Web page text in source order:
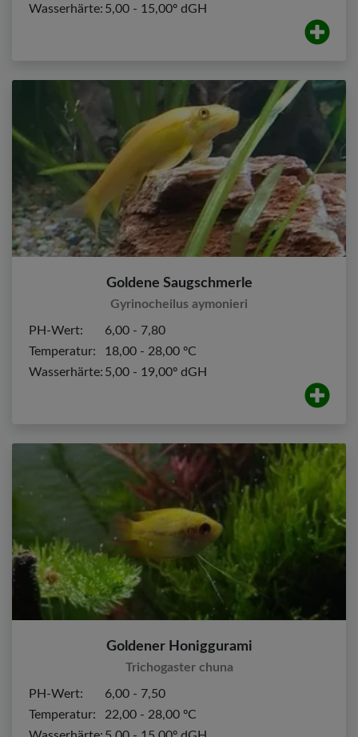
Wasserhärte: 5,00 - 15,00º dGH
Goldene Saugschmerle
Gyrinocheilus aymonieri
PH-Wert:
6,00 - 7,80
Temperatur:
18,00 - 28,00 ºC
Wasserhärte: 5,00 - 19,00º dGH
Goldener Honiggurami
Trichogaster chuna
PH-Wert:
6,00 - 7,50
Temperatur:
22,00 - 28,00 ºC